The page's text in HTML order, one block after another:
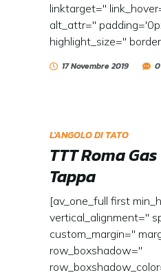
linktarget=''
alt_attr=''
highlight_size=''
17 Novembre 2019 0
L'ANGOLO DI TATO
TTT Roma
Tappa
[av_one_full first
vertical_alignment=''
custom_margin=''
row_boxshadow=''